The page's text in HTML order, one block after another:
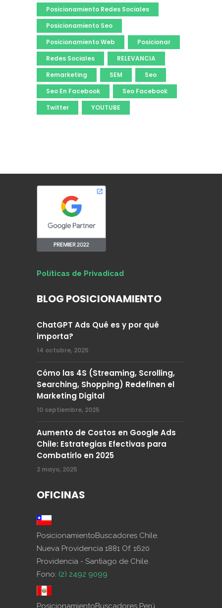
Posicionamiento Redes Sociales
Posicionamiento Seo
Posicionamiento Web
Posicionar
Redes Sociales
RELEVANCIA
Remarketing
SEM
Seo
Seo En Facebook
Seo Facebook
Twitter
YOUTUBE
Políticas de Privadicad
BLOG POSICIONAMIENTO
ChatGPT Ads Qué es y por qué
importa?
14 octubre, 2025
Cómo las 4S (Streaming, Scrolling,
Searching, Shopping) Redefinen el
Marketing Digital
10 septiembre, 2025
Aumento de Costos en Google Ads
Chile: Estrategias Efectivas para
Combatirlo en 2025
2 mayo, 2025
OFICINAS
PosicionamientoBuscadores Chile.
Nueva Providencia 1881 Of. 1620
Providencia - Santiago de Chile.
Fono: (2) 2492 9099
PosicionamientoBuscadores Perú.